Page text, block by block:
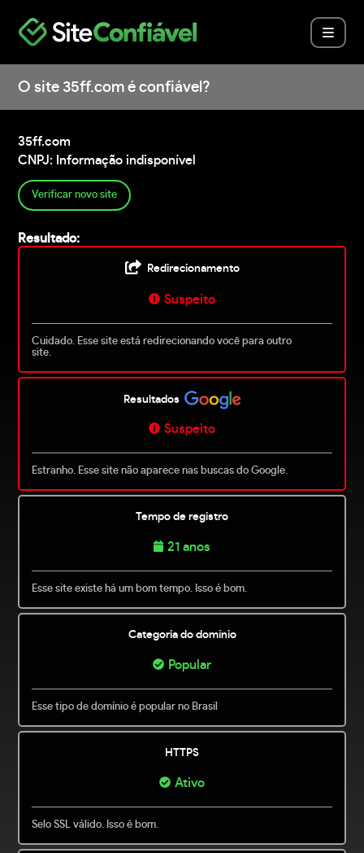
O site 35ff.com é confiável?
35ff.com
CNPJ: Informação indisponível
Verificar novo site
Resultado:
Redirecionamento
Suspeito
Cuidado. Esse site está redirecionando você para outro
site.
Resultados
Suspeito
Estranho. Esse site não aparece nas buscas do Google.
Tempo de registro
21 anos
Esse site existe há um bom tempo. Isso é bom.
Categoria do domínio
Popular
Esse tipo de domínio é popular no Brasil
HTTPS
Ativo
Selo SSL válido. Isso é bom.